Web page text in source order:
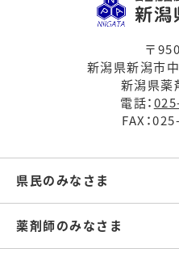
〒
新潟県新潟市
新潟県薬
電話：
FAX：
県民のみなさま
薬剤師のみなさま